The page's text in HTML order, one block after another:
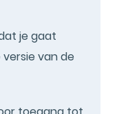
je gaat
van de